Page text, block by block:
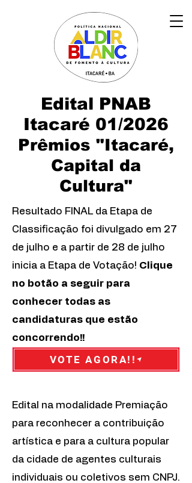
Edital PNAB
Itacaré 01/2026
Prêmios "Itacaré,
Capital da
Cultura"
Resultado FINAL da Etapa de
Classificação foi divulgado em 27
de julho e a partir de 28 de julho
inicia a Etapa de Votação! Clique
no botão a seguir para
conhecer todas as
candidaturas que estão
concorrendo!!
VOTE AGORA!!
Edital na modalidade Premiação
para reconhecer a contribuição
artística e para a cultura popular
da cidade de agentes culturais
individuais ou coletivos sem CNPJ.